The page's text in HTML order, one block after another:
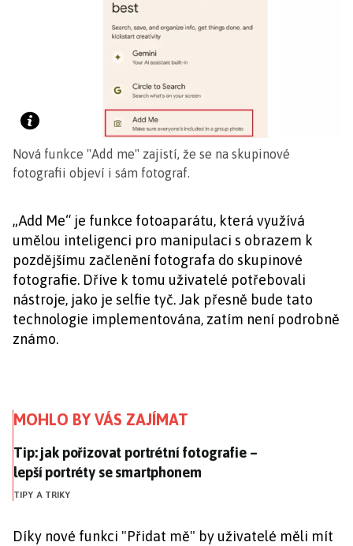
Nová funkce "Add me" zajistí, že se na skupinové
fotografii objeví i sám fotograf.
„Add Me“ je funkce fotoaparátu, která využívá
umělou inteligenci pro manipulaci s obrazem k
pozdějšímu začlenění fotografa do skupinové
fotografie. Dříve k tomu uživatelé potřebovali
nástroje, jako je selfie tyč. Jak přesně bude tato
technologie implementována, zatím není podrobně
známo.
MOHLO BY VÁS ZAJÍMAT
Tip: jak pořizovat portrétní fotografie – lepší
Tip: jak pořizovat portrétní fotografie –
lepší portréty se smartphonem
TIPY A TRIKY
Díky nové funkci "Přidat mě" by uživatelé měli mít